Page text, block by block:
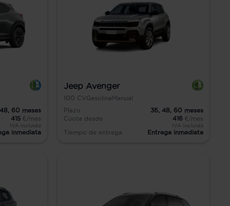
48, 60 meses
415 €/mes
IVA incluido
inmediata
Jeep Avenger
100 CVGasolinaManual
Plazo
36, 48, 60 meses
Cuota desde
416 €/mes
IVA incluido
Tiempo de entrega Entrega inmediata